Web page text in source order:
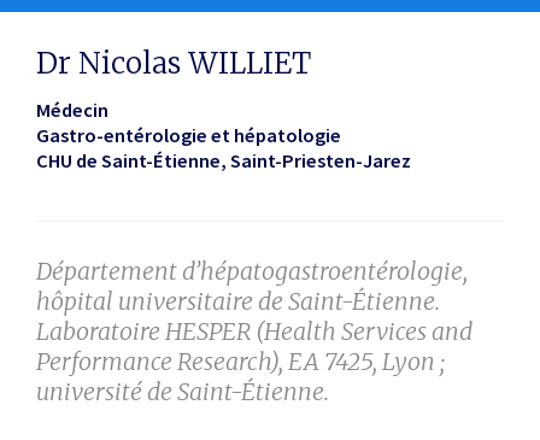
Dr Nicolas WILLIET
Médecin
Gastro-entérologie et hépatologie
CHU de Saint-Étienne Saint-Priesten-Jarez
Département d’hépatogastroentérologie,
hôpital universitaire de Saint-Étienne.
Laboratoire HESPER (Health Services and
Performance Research), EA 7425, Lyon ;
université de Saint-Étienne.